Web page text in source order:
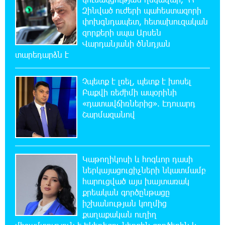
քաղաքացու մահվան մասին
20:42:28 6-08-2026
«Համահայկական ճակատ» շարժումը
զորակցություն է հայտնում Ամենայն Հայոց
Կաթողիկոսին
20:26:38 6-08-2026
Ավտովթար՝ Կոտայքի մարզում. Զովունի-
Եղվարդ ճանապարհին բախվել են «Alfa
Romeo»-ն և «Opel»-ը. կա վիրավոր
20:08:02 6-08-2026
Արժևորվում է Շիրակի երգիծական
բանահյուսությունը
19:42:39 6-08-2026
Վրաստանում պետական ​​պաշտոնյային
կաշառելու փորձի համար քաղաքացի է
Զինված ուժերի պահեստազորի
փոխգնդապետ, հետախուզական
զորքերի սպա Արսեն
Վարդանյանի ծննդյան
տարեդարձն է
Չպետք է լռել, պետք է խոսել
Բաքվի ռեժիմի ապօրինի
«դատավճիռներից». Էդուարդ
Շարմազանով
Կաթողիկոսի և հոգևոր դասի
ներկայացուցիչների նկատմամբ
հարուցված այս խայտառակ
քրեական գործընթացը
իշխանության կողմից
քաղաքական ուղիղ